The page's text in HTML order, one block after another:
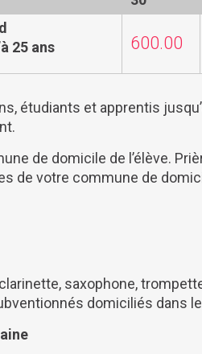
25 ans
600.00
étudiants et apprentis
de domicile de l’élève.
de votre commune de
saxophone,
domiciliés dans